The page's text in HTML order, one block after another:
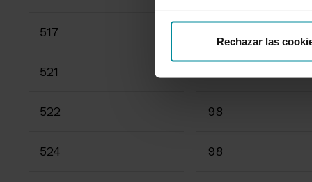
Rechazar las
517
521
522 98
524 98